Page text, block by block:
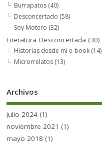
Burrapatos (40)
Desconcertado (58)
Soy Motero (32)
Literatura Desconcertada (30)
Historias desde mi e-book (14)
Microrrelatos (13)
Archivos
julio 2024 (1)
noviembre 2021 (1)
mayo 2018 (1)